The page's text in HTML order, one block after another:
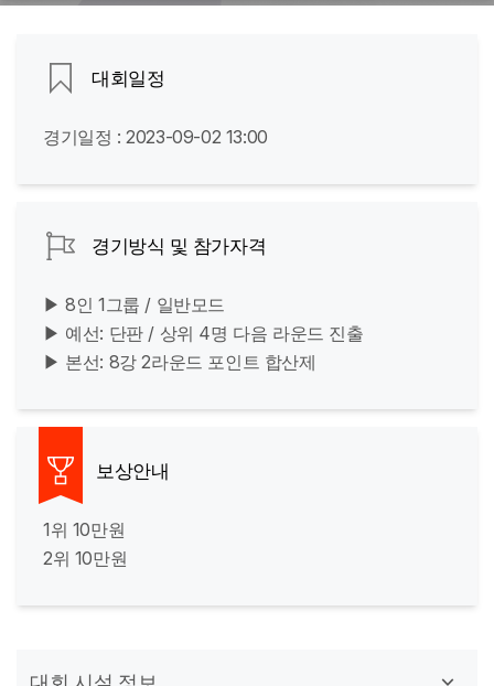
대회일정
경기일정 : 2023-09-02 13:00
경기방식 및 참가자격
▶ 8인 1그룹 / 일반모드
▶ 예선: 단판 / 상위 4명 다음 라운드 진출
▶ 본선: 8강 2라운드 포인트 합산제
보상안내
1위 10만원
2위 10만원